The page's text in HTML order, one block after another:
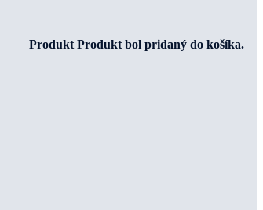
Produkt Produkt bol pridaný do košíka.